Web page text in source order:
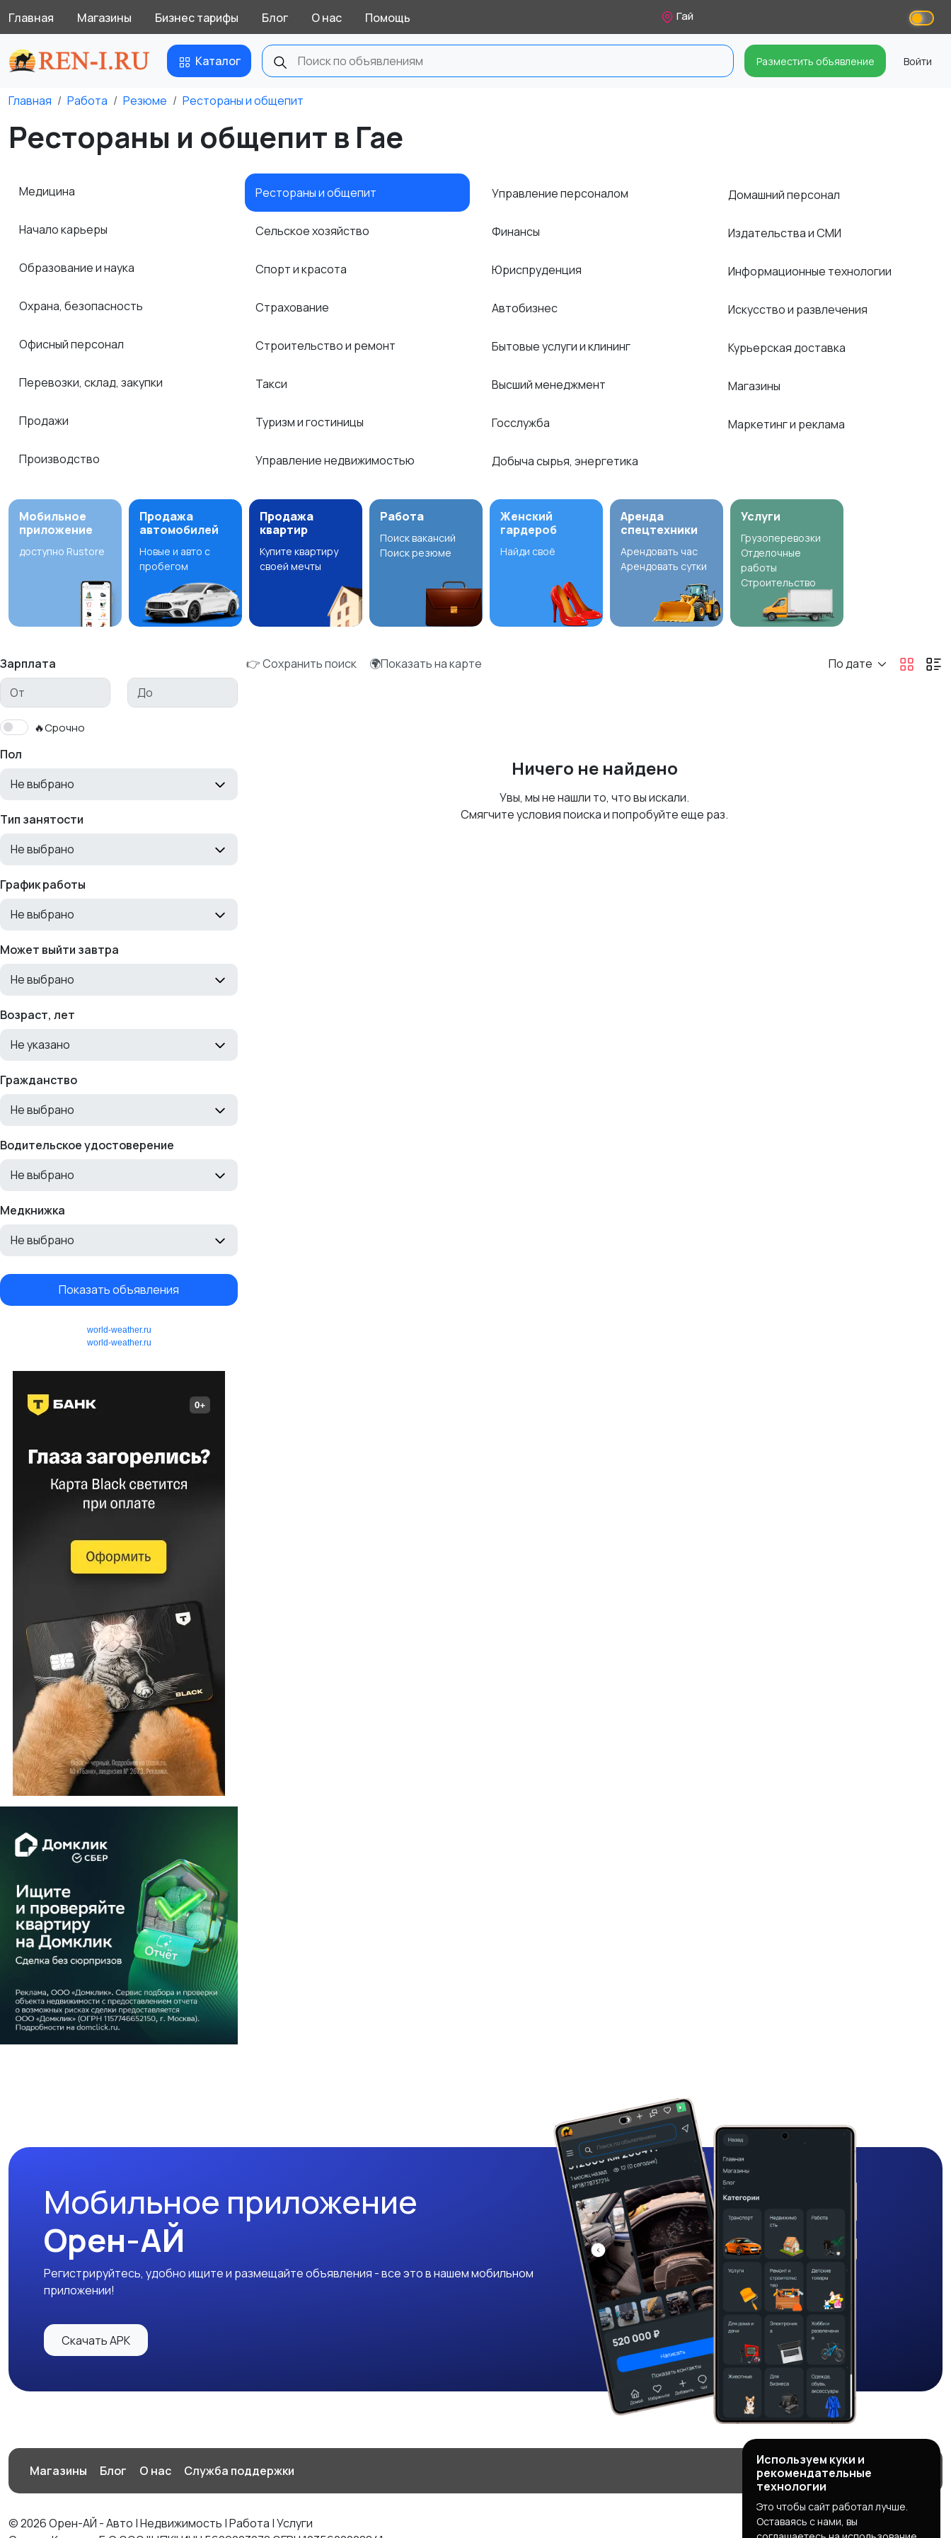
Главная Магазины Бизнес тарифы Блог О нас Помощь Гай
Каталог Разместить объявление Войти
Главная Работа Резюме Рестораны и общепит
Рестораны и общепит в Гае
Медицина
Начало карьеры
Образование и наука
Охрана, безопасность
Офисный персонал
Перевозки, склад, закупки
Продажи
Производство
Рестораны и общепит
Сельское хозяйство
Спорт и красота
Страхование
Строительство и ремонт
Такси
Туризм и гостиницы
Управление недвижимостью
Управление персоналом
Финансы
Юриспруденция
Автобизнес
Бытовые услуги и клининг
Высший менеджмент
Госслужба
Добыча сырья, энергетика
Домашний персонал
Издательства и СМИ
Информационные технологии
Искусство и развлечения
Курьерская доставка
Магазины
Маркетинг и реклама
Мобильное
приложение
доступно Rustore
Продажа
автомобилей
Новые и авто с
пробегом
Продажа
квартир
Купите квартиру
своей мечты
Работа
Поиск вакансий
Поиск резюме
Женский
гардероб
Найди своё
Аренда
спецтехники
Арендовать час
Арендовать сутки
Услуги
Грузоперевозки
Отделочные
работы
Строительство
Зарплата
🔥Срочно
Пол
Не выбрано
Тип занятости
Не выбрано
График работы
Не выбрано
Может выйти завтра
Не выбрано
Возраст, лет
Не указано
Гражданство
Не выбрано
Водительское удостоверение
Не выбрано
Медкнижка
Не выбрано
Показать объявления
world-weather.ru
world-weather.ru
👉 Сохранить поиск 🌍Показать на карте По дате
Ничего не найдено
Увы, мы не нашли то, что вы искали.
Смягчите условия поиска и попробуйте еще раз.
Мобильное приложение
Орен-АЙ
Регистрируйтесь, удобно ищите и размещайте объявления - все это в нашем мобильном
приложении!
Скачать APK
Магазины Блог О нас Служба поддержки
© 2026 Орен-АЙ - Авто | Недвижимость | Работа | Услуги
Используем куки и
рекомендательные
технологии
Это чтобы сайт работал лучше.
Оставаясь с нами, вы